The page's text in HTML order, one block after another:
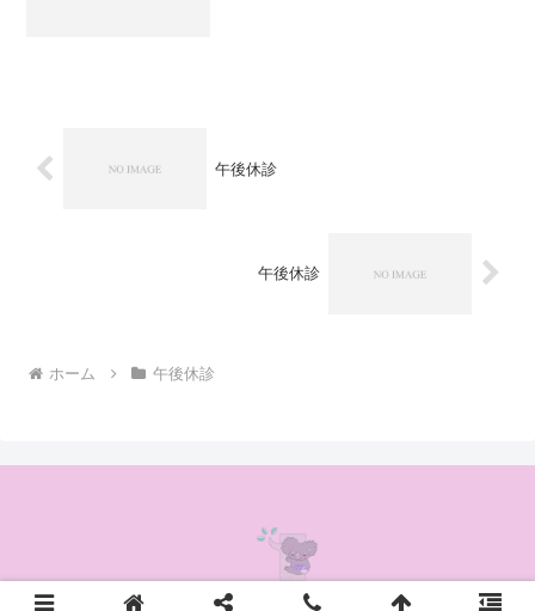
午後休診
午後休診
ホーム 午後休診
© 2020 かんの耳鼻咽喉科クリニック.